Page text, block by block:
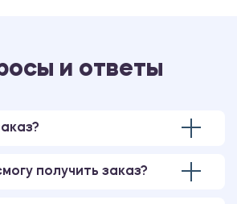
и ответы
получить заказ?